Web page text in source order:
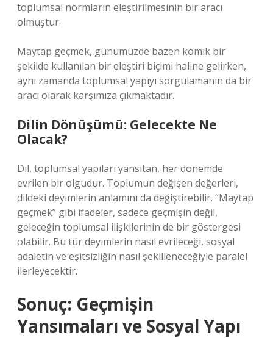
toplumsal normların eleştirilmesinin bir aracı
olmuştur.
Maytap geçmek, günümüzde bazen komik bir
şekilde kullanılan bir eleştiri biçimi haline gelirken,
aynı zamanda toplumsal yapıyı sorgulamanın da bir
aracı olarak karşımıza çıkmaktadır.
Dilin Dönüşümü: Gelecekte Ne
Olacak?
Dil, toplumsal yapıları yansıtan, her dönemde
evrilen bir olgudur. Toplumun değişen değerleri,
dildeki deyimlerin anlamını da değiştirebilir. “Maytap
geçmek” gibi ifadeler, sadece geçmişin değil,
geleceğin toplumsal ilişkilerinin de bir göstergesi
olabilir. Bu tür deyimlerin nasıl evrileceği, sosyal
adaletin ve eşitsizliğin nasıl şekilleneceğiyle paralel
ilerleyecektir.
Sonuç: Geçmişin
Yansımaları ve Sosyal Yapı